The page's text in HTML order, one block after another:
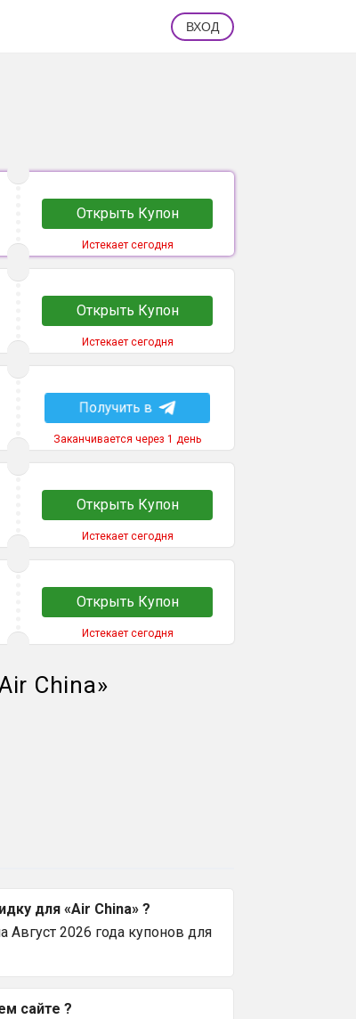
ВХОД
Открыть Купон
Истекает сегодня
Открыть Купон
Истекает сегодня
Получить в
Заканчивается через 1 день
Открыть Купон
Истекает сегодня
Открыть Купон
Истекает сегодня
China»
для «Air China» ?
2026 года купонов для
сайте ?